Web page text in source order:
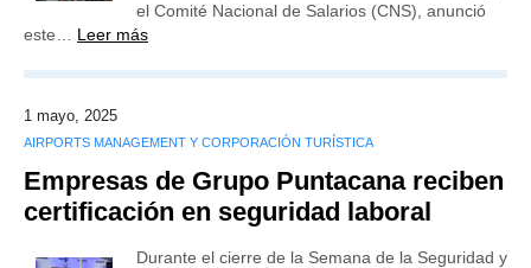
el Comité Nacional de Salarios (CNS), anunció
este… Leer más
1 mayo, 2025
AIRPORTS MANAGEMENT Y CORPORACIÓN TURÍSTICA
Empresas de Grupo Puntacana reciben
certificación en seguridad laboral
Durante el cierre de la Semana de la Seguridad y